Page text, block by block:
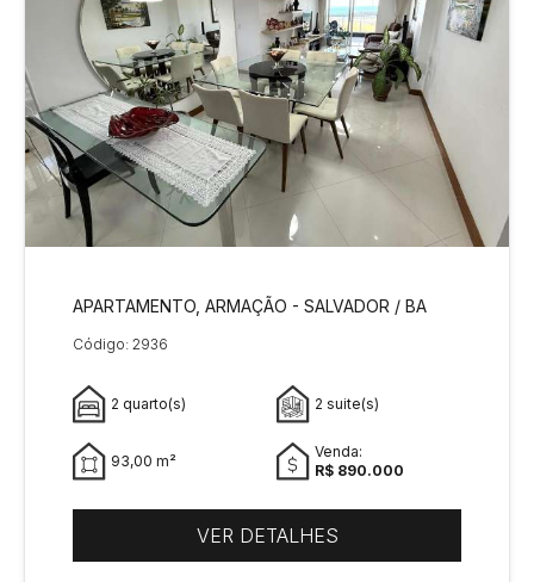
APARTAMENTO, ARMAÇÃO - SALVADOR / BA
Código: 2936
2 quarto(s) 2 suite(s)
93,00 m²
Venda:
R$ 890.000
VER DETALHES